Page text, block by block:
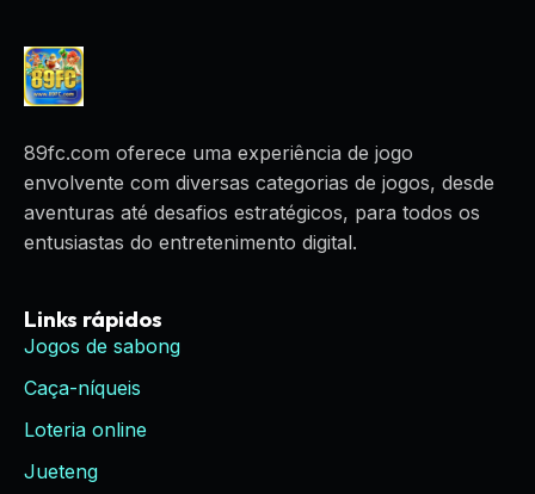
89fc.com oferece uma experiência de jogo
envolvente com diversas categorias de jogos, desde
aventuras até desafios estratégicos, para todos os
entusiastas do entretenimento digital.
Links rápidos
Jogos de sabong
Caça-níqueis
Loteria online
Jueteng